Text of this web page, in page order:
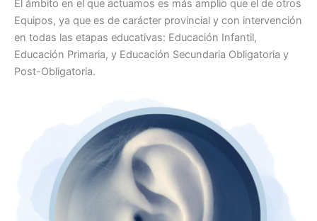
El ámbito en el que actuamos es más amplio que el de otros
Equipos, ya que es de carácter provincial y con intervención
en todas las etapas educativas: Educación Infantil,
Educación Primaria, y Educación Secundaria Obligatoria y
Post-Obligatoria.